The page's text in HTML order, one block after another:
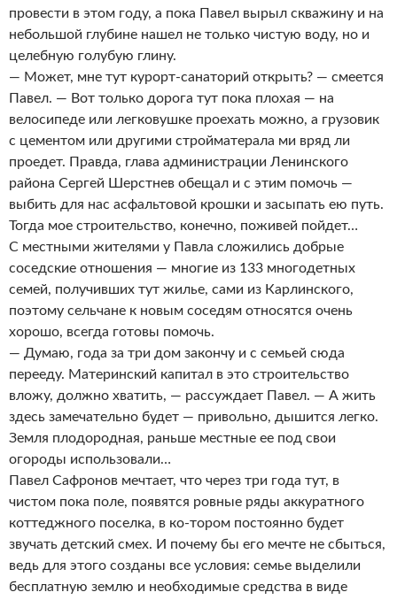
провести в этом году, а пока Павел вырыл скважину и на
небольшой глубине нашел не только чистую воду, но и
целебную голубую глину.
— Может, мне тут курорт-санаторий открыть? — смеется
Павел. — Вот только дорога тут пока плохая — на
велосипеде или легковушке проехать можно, а грузовик
с цементом или другими стройматерала ми вряд ли
проедет. Правда, глава администрации Ленинского
района Сергей Шерстнев обещал и с этим помочь —
выбить для нас асфальтовой крошки и засыпать ею путь.
Тогда мое строительство, конечно, поживей пойдет…
С местными жителями у Павла сложились добрые
соседские отношения — многие из 133 многодетных
семей, получивших тут жилье, сами из Карлинского,
поэтому сельчане к новым соседям относятся очень
хорошо, всегда готовы помочь.
— Думаю, года за три дом закончу и с семьей сюда
перееду. Материнский капитал в это строительство
вложу, должно хватить, — рассуждает Павел. — А жить
здесь замечательно будет — привольно, дышится легко.
Земля плодородная, раньше местные ее под свои
огороды использовали…
Павел Сафронов мечтает, что через три года тут, в
чистом пока поле, появятся ровные ряды аккуратного
коттеджного поселка, в ко-тором постоянно будет
звучать детский смех. И почему бы его мечте не сбыться,
ведь для этого созданы все условия: семье выделили
бесплатную землю и необходимые средства в виде